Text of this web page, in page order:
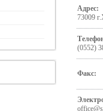
Адрес:
73009
(0552)
Факс: